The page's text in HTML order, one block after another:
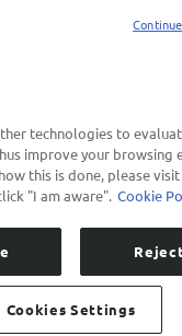
technologies to
improve your browsing
this is done, please
"I am aware". Cookie
Cookies Settings